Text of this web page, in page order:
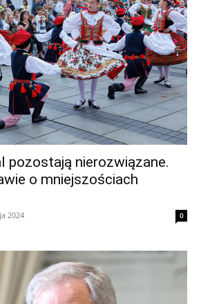
pozostają nierozwiązane.
o mniejszościach
2024 0